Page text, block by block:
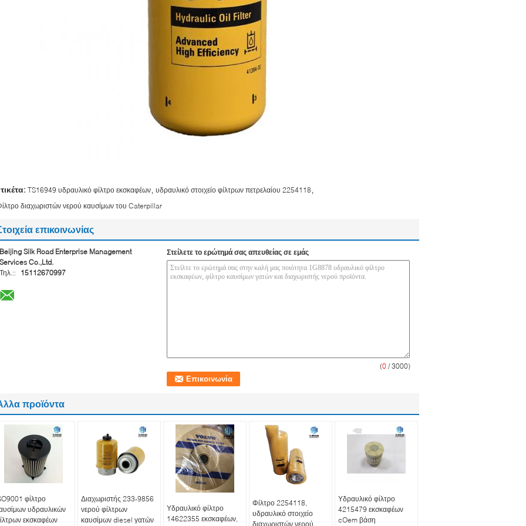
TS16949 υδραυλικό φίλτρο εκσκαφέων υδραυλικό στοιχείο φίλτρων πετρελαίου 2254118
διαχωριστών νερού καυσίμων του Caterpillar
επικοινωνίας
Beijing Silk Road Enterprise Management
Services Co.,Ltd.
Τηλ.::
15112670997
Στείλετε το ερώτημά σας απευθείας σε εμάς
(0 / 3000)
προϊόντα
φίλτρο
υδραυλικών
εκσκαφέων
Διαχωριστής 233-9856
νερού φίλτρων
καυσίμων diesel γατών
Υδραυλικό φίλτρο
14622355 εκσκαφέων,
Φίλτρο 2254118,
υδραυλικό στοιχείο
διαχωριστών νερού
Υδραυλικό φίλτρο
4215479 εκσκαφέων
cOem βάση